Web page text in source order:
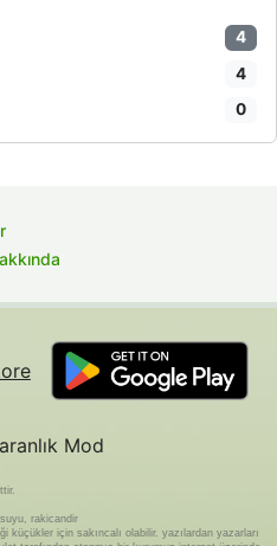
4
4
0
Mod
rakicandir
küçükler için sakıncalı olabilir. yazılardan yazarları